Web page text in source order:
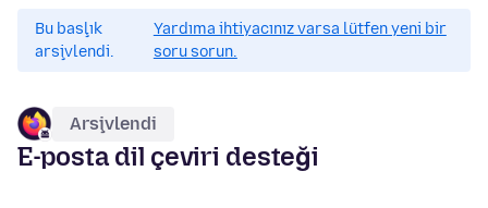
Bu başlık
arşivlendi.
Yardıma ihtiyacınız varsa lütfen yeni bir
soru sorun.
Arşivlendi
E-posta dil çeviri desteği